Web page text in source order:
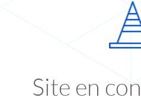
Site en